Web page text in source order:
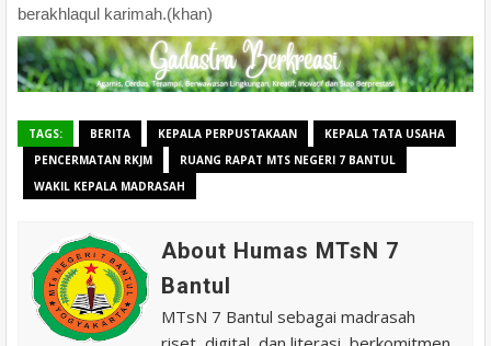
berakhlaqul karimah.(khan)
TAGS: BERITA KEPALA PERPUSTAKAAN
KEPALA TATA USAHA
PENCERMATAN RKJM
RUANG RAPAT MTS NEGERI 7 BANTUL
WAKIL KEPALA MADRASAH
About Humas MTsN 7
Bantul
MTsN 7 Bantul sebagai madrasah